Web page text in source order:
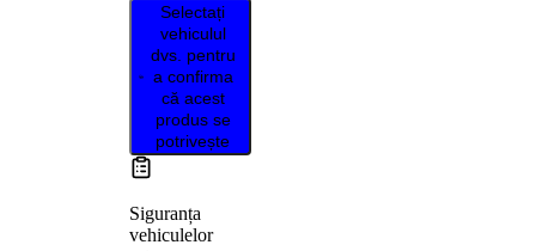
Selectați
vehiculul
dvs. pentru
a confirma
că acest
produs se
potrivește
Siguranța
vehiculelor